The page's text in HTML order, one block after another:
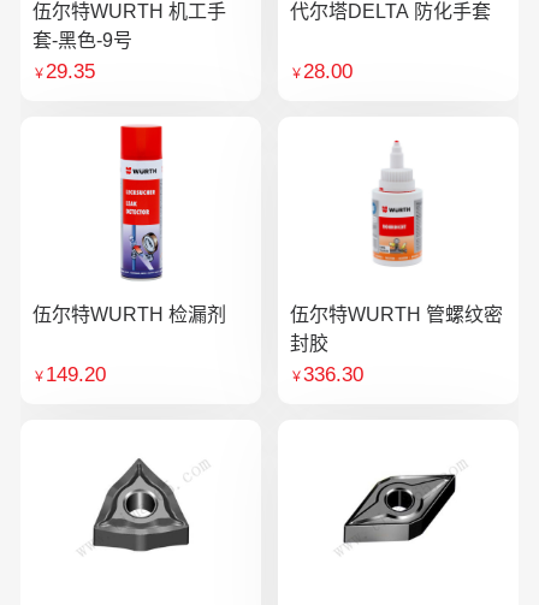
伍尔特WURTH 机工手
套-黑色-9号
￥29.35
代尔塔DELTA 防化手套
￥28.00
伍尔特WURTH 检漏剂
￥ 149.20
伍尔特WURTH 管螺纹密
封胶
￥336.30